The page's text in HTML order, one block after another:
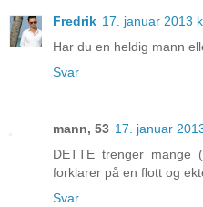
Fredrik 17. januar 2013
Har du en heldig mann
Svar
mann, 53 17. januar
DETTE trenger mange
forklarer på en flott og
Svar